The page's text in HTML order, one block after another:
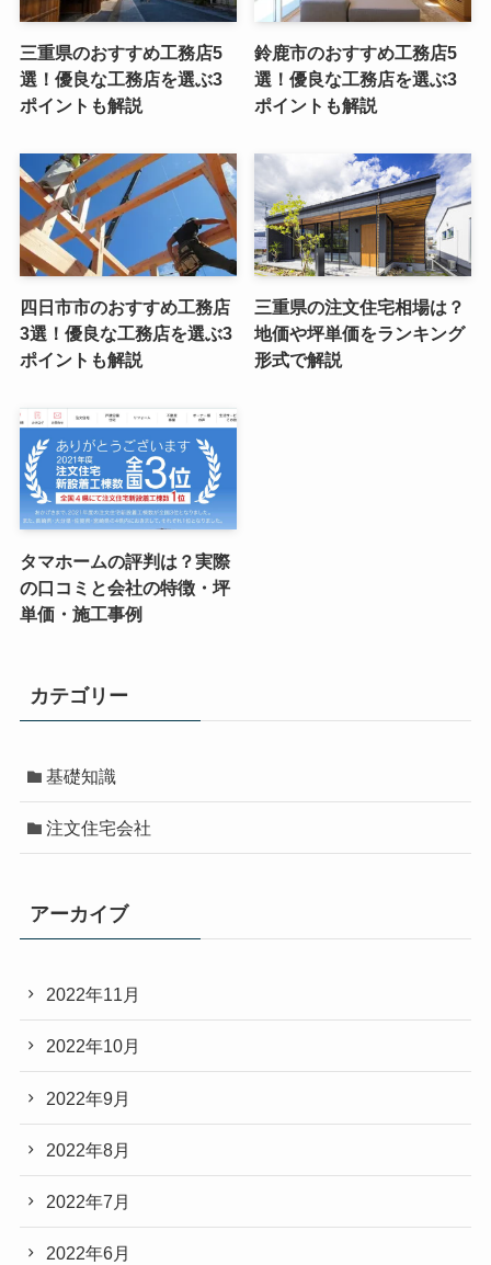
三重県のおすすめ工務店5
選！優良な工務店を選ぶ3
ポイントも解説
鈴鹿市のおすすめ工務店5
選！優良な工務店を選ぶ3
ポイントも解説
四日市市のおすすめ工務店
3選！優良な工務店を選ぶ3
ポイントも解説
三重県の注文住宅相場は？
地価や坪単価をランキング
形式で解説
タマホームの評判は？実際
の口コミと会社の特徴・坪
単価・施工事例
カテゴリー
基礎知識
注文住宅会社
アーカイブ
2022年11月
2022年10月
2022年9月
2022年8月
2022年7月
2022年6月